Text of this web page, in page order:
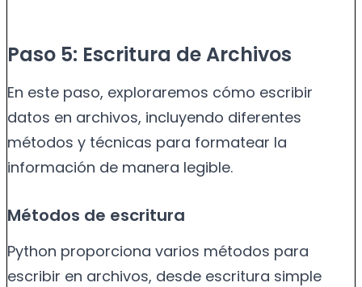
Paso 5: Escritura de Archivos
En este paso, exploraremos cómo escribir
datos en archivos, incluyendo diferentes
métodos y técnicas para formatear la
información de manera legible.
Métodos de escritura
Python proporciona varios métodos para
escribir en archivos, desde escritura simple